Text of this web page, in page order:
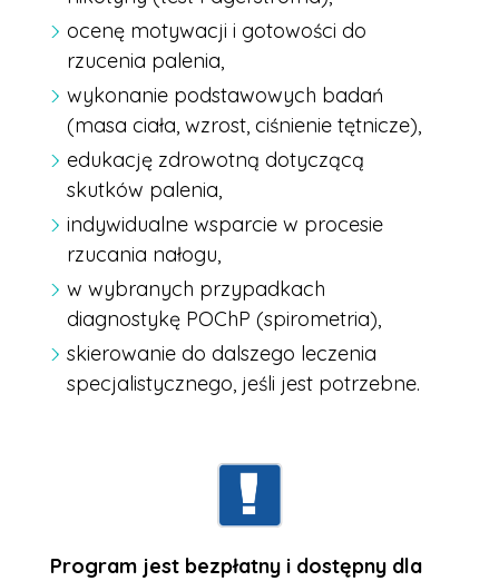
ocenę motywacji i gotowości do
rzucenia palenia,
wykonanie podstawowych badań
(masa ciała, wzrost, ciśnienie tętnicze),
edukację zdrowotną dotyczącą
skutków palenia,
indywidualne wsparcie w procesie
rzucania nałogu,
w wybranych przypadkach
diagnostykę POChP (spirometria),
skierowanie do dalszego leczenia
specjalistycznego, jeśli jest potrzebne.
Program jest bezpłatny i dostępny dla